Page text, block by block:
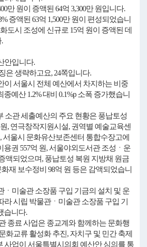
만 원이 증액된 64억 3,300만 원입니다.
증액된 63억 1,500만 원이 편성되었습니
도시 조성에 신규로 15억 원이 증액된 데
안입니다.
은 생략하고요, 24쪽입니다.
이 서울시 전체 예산에서 차지하는 비중
종예산 1.2% 대비 0.1%p 소폭 증가했습니
소관 세출예산의 주요 현황은 풍납토성
, 연극창작지원시설, 권역별 예술교육센
서울시 문화유산보존센터 통합수장고에
용권 557억 원, 서울야외도서관 조성ㆍ운
액되었으며, 풍납토성 복원 지방채 원금
재 보수정비 98억 원 등은 감액되었습니
ㆍ미술관 소장품 구입 기금의 설치 및 운
라 시립 박물관ㆍ미술관 소장품 구입 기
습니다.
종료 사업은 종교계와 함께하는 문화행
화교류 활성화 추진, 자치구 및 민간 축제
사업이 서울특별시의회 예산안 심의를 통